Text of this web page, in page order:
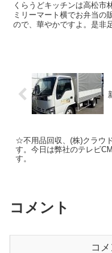
くらうどキッチンは高松市
ミリーマート横でお弁当の
ので、華やかですよ。是非
ことを考え安心安全な解体
業所もあるのでさぬき市や
同資本の（株）クラウドス
のご相談など幅広く対応出
あるお弁当のくらうどキッ
☆不用品回収、(株)クラウ
す。今日は弊社のテレビ
す。
コメント
コ